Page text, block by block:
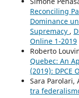
Reconciling
Dominance
Supremacy ,
Online 1-2019
Roberto
Quebec: An
(2019): DPCE
Sara Parolari,
tra